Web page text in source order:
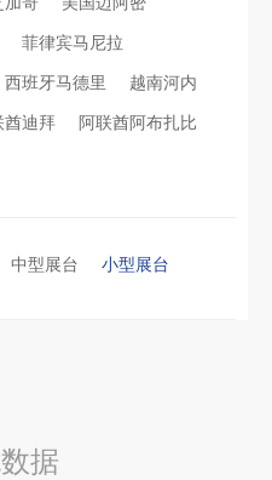
菲律宾马尼拉
西班牙马德里 越南河内
酋迪拜 阿联酋阿布扎比
中型展台 小型展台
据